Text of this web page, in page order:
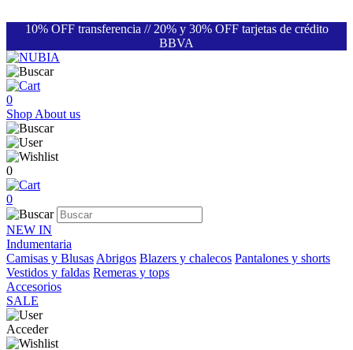
10% OFF transferencia // 20% y 30% OFF tarjetas de crédito
BBVA
0
Shop About us
0
0
NEW IN
Indumentaria
Camisas y Blusas Abrigos Blazers y chalecos Pantalones y shorts
Vestidos y faldas Remeras y tops
Accesorios
SALE
Acceder